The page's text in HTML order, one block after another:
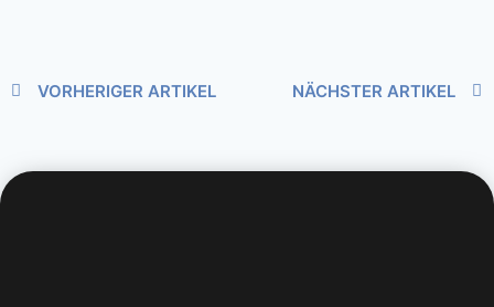
VORHERIGER ARTIKEL NÄCHSTER ARTIKEL